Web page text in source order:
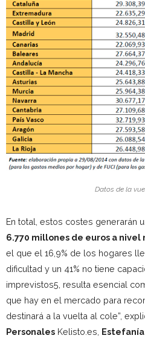
Datos de la
En total, estos costes generarán
6.770 millones de euros a nivel
el que el 16,9% de los hogares
dificultad y un 41% no tiene
imprevistos5, resulta esencial
que hay en el mercado para
destinará a la vuelta al cole”,
Personales Kelisto.es,